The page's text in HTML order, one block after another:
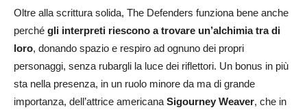
Oltre alla scrittura solida, The Defenders funziona bene anche
perché gli interpreti riescono a trovare un’alchimia tra di
loro, donando spazio e respiro ad ognuno dei propri
personaggi, senza rubargli la luce dei riflettori. Un bonus in più
sta nella presenza, in un ruolo minore da ma di grande
importanza, dell’attrice americana Sigourney Weaver, che in